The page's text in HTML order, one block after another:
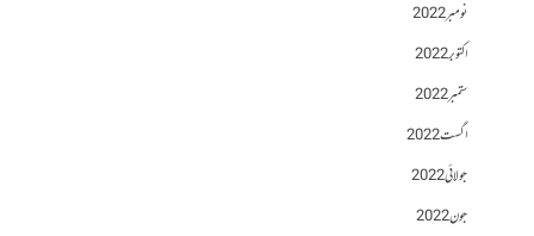
نومبر 2022
اکتوبر 2022
ستمبر 2022
اگست 2022
جولائی 2022
جون 2022